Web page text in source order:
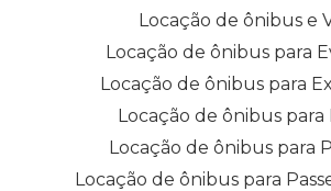
Locação de ônibus e
Locação de ônibus para
Locação de ônibus para
Locação de ônibus para
Locação de ônibus para
Locação de ônibus para